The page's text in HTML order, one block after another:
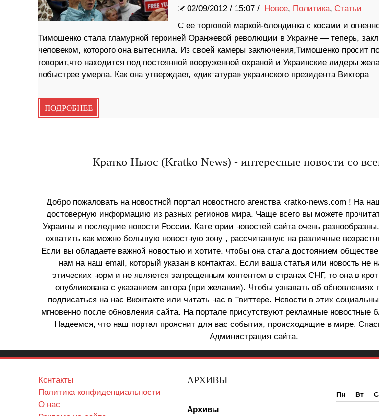
02/09/2012/ 15:07 / Новое, Политика, Статьи
С ее торговой маркой-блондинка с косами и
Тимошенко стала гламурной героиней Оранжевой революции в Украине — теперь,
человеком, которого она вытеснила. Из своей камеры заключения,Тимошенко просит
говорит,что находится под постоянной вооруженной охраной и Украинские лидеры
побыстрее умерла. Как она утверждает, «диктатура» украинского президента Виктора
ПОДРОБНЕЕ
Кратко Ньюс (Kratko News) - интересные новости со
Добро пожаловать на новостной портал новостного агенства kratko-news.com ! На
достоверную информацию из разных регионов мира. Чаще всего вы можете
Украины и последние новости России. Категории новостей сайта очень
охватить как можно большую новостную зону , рассчитанную на различные
Если вы обладаете важной новостью и хотите, чтобы она стала достоянием
нам на наш email, который указан в контактах. Если ваша статья или новость не
этических норм и не является запрещенным контентом в странах СНГ, то она в
опубликована с указанием автора (при желании). Чтобы узнавать об обновлениях
подписаться на нас Вконтакте или читать нас в Твиттере. Новости в этих
мгновенно после обновления сайта. На портале присутствуют рекламные новостные
Надеемся, что наш портал прояснит для вас события, происходящие в мире.
Администрация сайта.
Контакты
Политика конфиденциальности
О нас
АРХИВЫ
Архивы
Пн
Вт